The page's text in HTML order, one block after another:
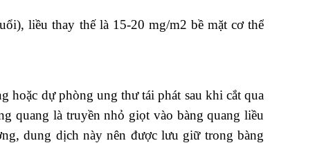
liều thay thế là 15-20 mg/m2 bề mặt cơ thể
hoặc dự phòng ung thư tái phát sau khi cắt qua
quang là truyền nhỏ giọt vào bàng quang liều
dung dịch này nên được lưu giữ trong bàng